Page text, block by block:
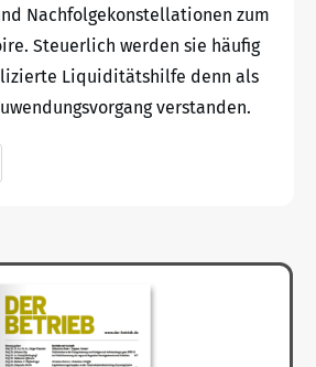
Nachfolgekonstellationen zum
Steuerlich werden sie häufig
Liquiditätshilfe denn als
verstanden.